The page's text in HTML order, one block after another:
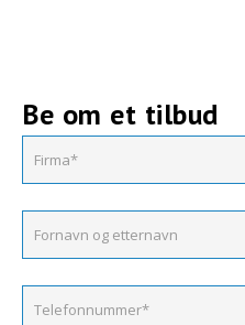
Be om et tilbud